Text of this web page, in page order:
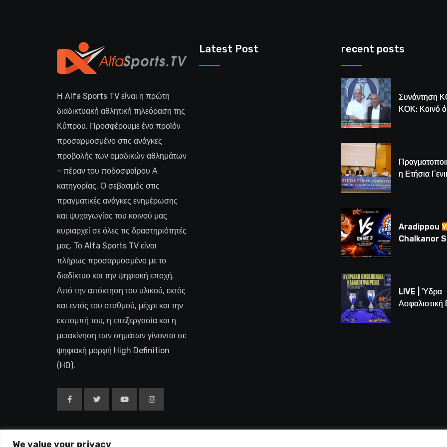
We value your privacy
Η Alfa Sports TV είναι η πρώτη
διαδικτυακή αθλητική τηλεόραση της
Κύπρου. Προσφέρουμε ένα προϊόν
προσαρμοσμένο στις ανάγκες
προβολής των ομαδικών αθλημάτων
– πέραν του ποδοσφαίρου Α
κατηγορίας. Ο σεβασμός στις
πραγματικές ανάγκες ενημέρωσης
και ψυχαγωγίας του κοινού μας
κυριαρχεί σε όλες τις δραστηριότητές
μας. Το Alfa Sports TV είναι
πλήρως προσαρμοσμένο με το
διαδίκτυο και την ψηφιακή εποχή.
Από την απόκτηση του υλικού, εκτός
και εντός του σταθμού, μέχρι και την
εκπομπή του, η επεξεργασία και η
μετακίνηση των σημάτων γίνονται σε
ψηφιακή μορφή High Definition
(HD).
Latest Post recent posts
Συνάντηση
ΚΟΚ: Κοινό
η Ετήσια
(BINTEO)
Aradippou
Chalkanor
LIVE | Ύδρα
Ασφαλιστική